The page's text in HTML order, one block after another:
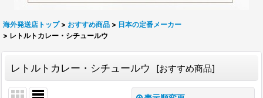
海外発送店トップ > おすすめ商品 > 日本の定番メーカー
> レトルトカレー・シチュールウ
レトルトカレー・シチュールウ [おすすめ商品]